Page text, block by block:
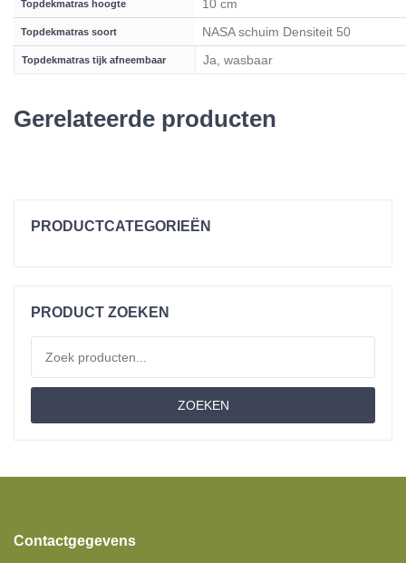
Topdekmatras hoogte 10 cm
Topdekmatras soort NASA schuim Densiteit 50
Topdekmatras tijk afneembaar Ja, wasbaar
Gerelateerde producten
PRODUCTCATEGORIEËN
Materiaal
Traagschuim
Comfortschuim
PRODUCT ZOEKEN
ZOEKEN
Contactgegevens